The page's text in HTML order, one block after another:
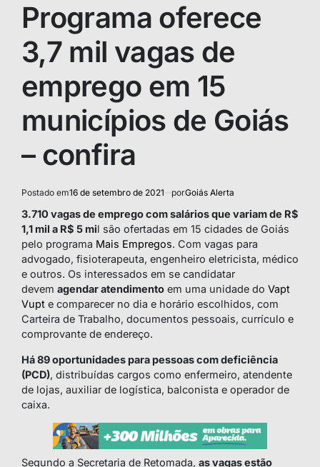
Programa oferece
3,7 mil vagas de
emprego em 15
municípios de Goiás
– confira
Postado em16 de setembro de 2021 porGoiás Alerta
3.710 vagas de emprego com salários que variam de R$
1,1 mil a R$ 5 mil são ofertadas em 15 cidades de Goiás
pelo programa Mais Empregos. Com vagas para
advogado, fisioterapeuta, engenheiro eletricista, médico
e outros. Os interessados em se candidatar
devem agendar atendimento em uma unidade do Vapt
Vupt e comparecer no dia e horário escolhidos, com
Carteira de Trabalho, documentos pessoais, currículo e
comprovante de endereço.
Há 89 oportunidades para pessoas com deficiência
(PCD), distribuídas cargos como enfermeiro, atendente
de lojas, auxiliar de logística, balconista e operador de
caixa.
Segundo a Secretaria de Retomada, as vagas estão